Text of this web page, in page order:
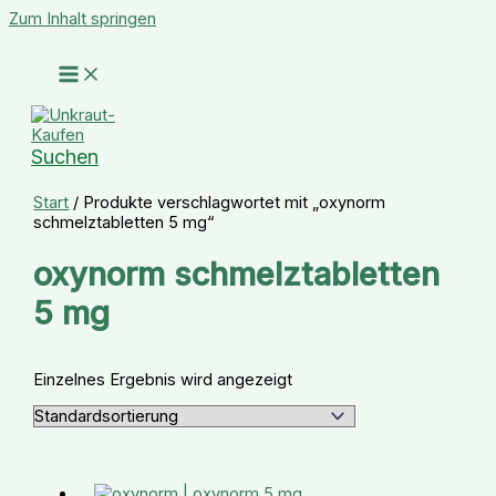
Zum Inhalt springen
Suchen
Start / Produkte verschlagwortet mit „oxynorm
schmelztabletten 5 mg“
oxynorm schmelztabletten
5 mg
Einzelnes Ergebnis wird angezeigt